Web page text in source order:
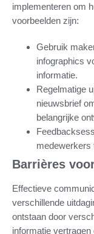
implementeren om
voorbeelden zijn:
Gebruik
infographics
informatie.
Regelmatige
nieuwsbrief
belangrijke
medewerkers
Barrières
Effectieve
verschillende
ontstaan door
informatie